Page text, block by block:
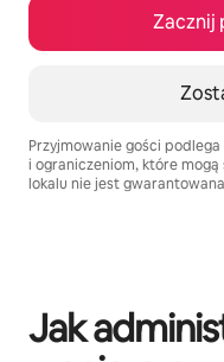
Zacznij
Przyjmowanie gości
i ograniczeniom, które
lokalu nie jest
Jak